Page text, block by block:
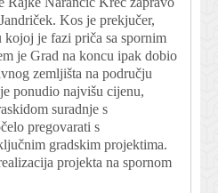
Kos je prekjučer,
kojoj je fazi priča sa spornim
je Grad na koncu ipak dobio
zemljišta na području
ponudio najvišu cijenu,
suradnje s
pregovarati s
gradskim projektima.
projekta na spornom